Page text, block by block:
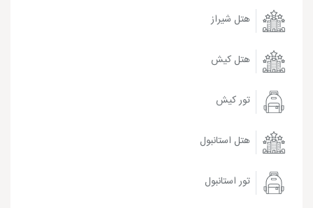
هتل شیراز
هتل کیش
تور کیش
هتل استانبول
تور استانبول